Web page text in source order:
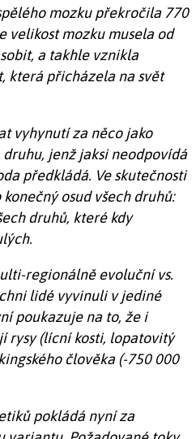
mozku překročila 770
velikost mozku musela od
a takhle vznikla
která přicházela na svět
vyhynutí za něco jako
druhu, jenž jaksi neodpovídá
předkládá. Ve skutečnosti
osud všech druhů:
druhů, které kdy
regionálně evoluční vs.
lidé vyvinuli v jediné
poukazuje na to, že i
rysy (lícní kosti, lopatovitý
člověka (-750 000
pokládá nyní za